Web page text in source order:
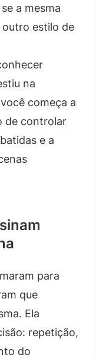
a mesma
estilo de
na
começa a
de controlar
e a
para
que
Ela
repetição,
do